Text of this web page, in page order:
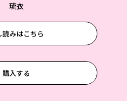
琉衣
読みはこちら
購入する